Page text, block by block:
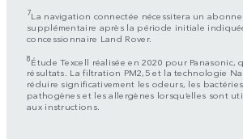
7La navigation connectée nécessitera un
supplémentaire après la période initiale
concessionnaire Land Rover.
8Étude Texcell réalisée en 2020 pour Panasonic,
résultats. La filtration PM2,5 et la technologie
réduire significativement les odeurs, les
pathogènes et les allergènes lorsqu’elles sont
aux instructions.